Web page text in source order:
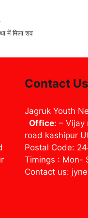
में मिला शव
Contact Us
Jagruk Youth
Office: – Vijay
road kashipur
Postal Code:
Timings : Mon-
Contact us: